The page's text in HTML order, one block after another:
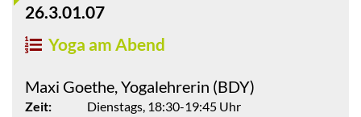
26.3.01.07
Yoga am Abend
Maxi Goethe, Yogalehrerin (BDY)
Zeit:
Dienstags, 18:30-19:45 Uhr